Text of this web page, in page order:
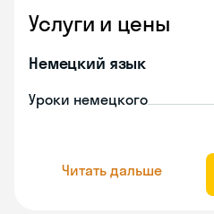
Услуги и цены
Немецкий язык
Уроки немецкого
Читать дальше